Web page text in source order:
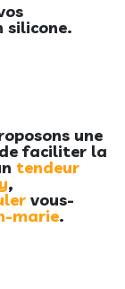
silicone.
une
faciliter la
tendeur
,
vous-
marie.